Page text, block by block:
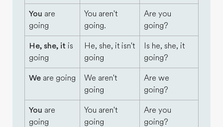
You are
going
You aren't
going.
Are you
going?
He, she, it is
going
He, she, it isn't
going
Is he, she, it
going?
We are going
We aren't
going
Are we
going?
You are
going
You aren't
going
Are you
going?